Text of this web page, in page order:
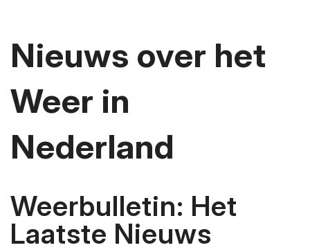
Nieuws over het
Weer in
Nederland
Weerbulletin: Het
Laatste Nieuws